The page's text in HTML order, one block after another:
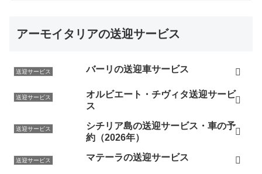
アーモイタリアの送迎サービス
送迎サービス バーリの送迎車サービス
送迎サービス
オルビエート・チヴィタ送迎サービ
ス
送迎サービス
シチリア島の送迎サービス・車の予
約（2026年）
送迎サービス マテーラの送迎サービス